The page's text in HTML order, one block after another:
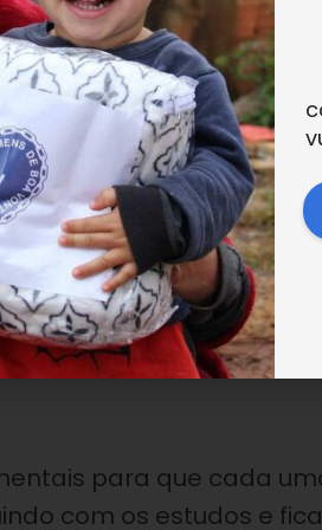
o povo! Para
kits
de material
socioassistenciais.
para que cada
com os estudos e